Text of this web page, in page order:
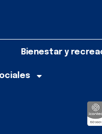
Bienestar y